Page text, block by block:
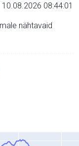
08:44:01
nähtavaid